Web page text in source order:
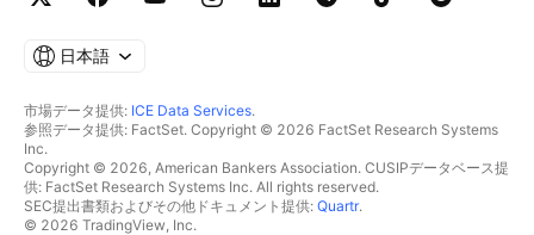
日本語
市場データ提供: ICE Data Services.
参照データ提供: FactSet. Copyright © 2026 FactSet Research Systems
Inc.
Copyright © 2026, American Bankers Association. CUSIPデータベース提
供: FactSet Research Systems Inc. All rights reserved.
SEC提出書類およびその他ドキュメント提供: Quartr.
© 2026 TradingView, Inc.